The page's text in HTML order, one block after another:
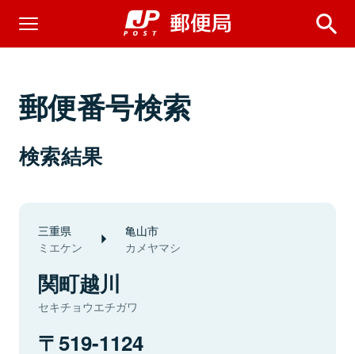
郵便番号検索
検索結果
三重県
ミエケン
亀山市
カメヤマシ
関町越川
セキチョウエチガワ
519-1124